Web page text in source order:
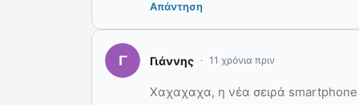
Απάντηση
Γιάννης 11 χρόνια πριν
Χαχαχαχα, η νέα σειρά smartphone